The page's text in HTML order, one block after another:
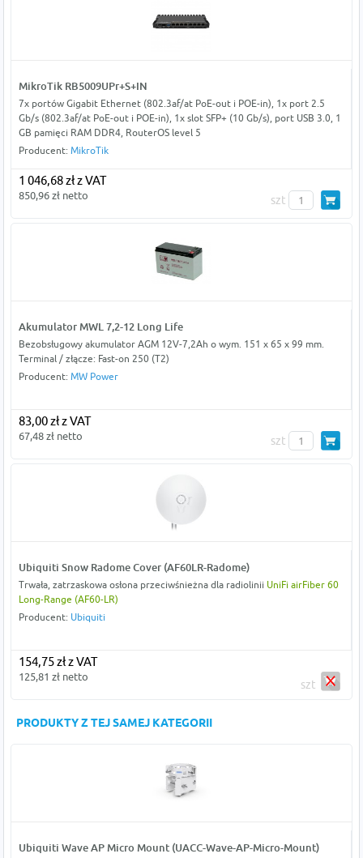
MikroTik RB5009UPr+S+IN
7x portów Gigabit Ethernet (802.3af/at PoE-out i POE-in), 1x port 2.5
Gb/s (802.3af/at PoE-out i POE-in), 1x slot SFP+ (10 Gb/s), port USB 3.0, 1
GB pamięci RAM DDR4, RouterOS level 5
Producent: MikroTik
1 046,68 zł z VAT
850,96 zł netto szt
Akumulator MWL 7,2-12 Long Life
Bezobsługowy akumulator AGM 12V-7,2Ah o wym. 151 x 65 x 99 mm.
Terminal / złącze: Fast-on 250 (T2)
Producent: MW Power
83,00 zł z VAT
67,48 zł netto szt
Ubiquiti Snow Radome Cover (AF60LR-Radome)
Trwała, zatrzaskowa osłona przeciwśnieżna dla radiolinii UniFi airFiber 60
Long-Range (AF60-LR)
Producent: Ubiquiti
154,75 zł z VAT
125,81 zł netto
szt
PRODUKTY Z TEJ SAMEJ KATEGORII
Ubiquiti Wave AP Micro Mount (UACC-Wave-AP-Micro-Mount)